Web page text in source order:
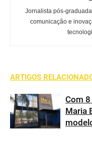
Jornalista pós-
comunicação e
ARTIGOS
Com 8
Maria